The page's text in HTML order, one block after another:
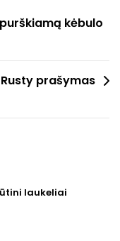
kėbulo
Rusty prašymas
laukeliai